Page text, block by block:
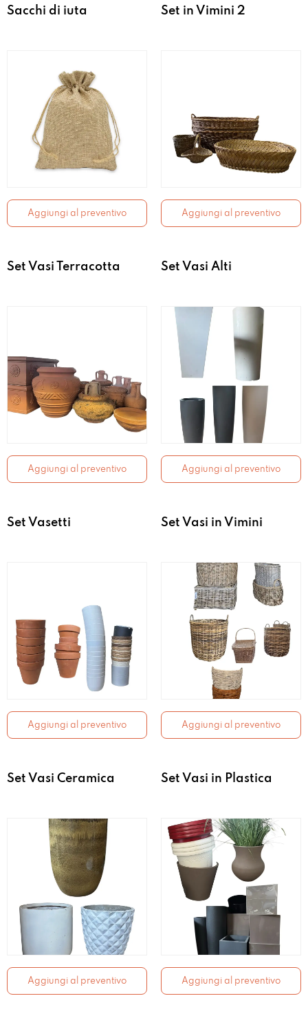
Sacchi di iuta
Aggiungi al preventivo
Set in Vimini 2
Aggiungi al preventivo
Set Vasi Terracotta
Aggiungi al preventivo
Set Vasi Alti
Aggiungi al preventivo
Set Vasetti
Aggiungi al preventivo
Set Vasi in Vimini
Aggiungi al preventivo
Set Vasi Ceramica
Aggiungi al preventivo
Set Vasi in Plastica
Aggiungi al preventivo